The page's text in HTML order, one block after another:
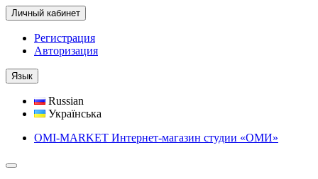
Личный кабинет
Регистрация
Авторизация
Язык
Russian
Українська
OMI-MARKET Интернет-магазин студии «ОМИ»